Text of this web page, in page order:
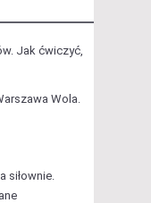
Jak ćwiczyć,
Wola.
siłownie.